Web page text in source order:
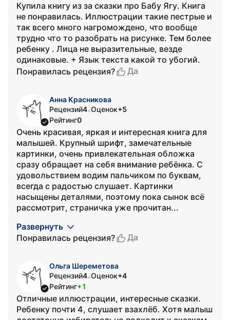
Купила книгу из за сказки про Бабу Ягу. Книга
не понравилась. Иллюстрации такие пестрые и
так всего много нагромождено, что вообще
трудно что то разобрать на рисунке. Тем более
ребенку . Лица не выразительные, везде
одинаковые. + Язык текста какой то убогий.
Понравилась рецензия?
Да
Анна Красникова
Рецензий4•Оценок+5
Рейтинг0
Очень красивая, яркая и интересная книга для
малышей. Крупный шрифт, замечательные
картинки, очень привлекательная обложка
сразу обращает на себя внимание ребёнка. С
удовольствием водим пальчиком по буквам,
всегда с радостью слушает. Картинки
насыщены деталями, поэтому пока сынок всё
рассмотрит, страничка уже прочитан...
Развернуть
Понравилась рецензия?
Да
Ольга Шереметова
Рецензий4•Оценок+4
Рейтинг+1
Отличные иллюстрации, интересные сказки.
Ребенку почти 4, слушает взахлёб. Хотя малыш